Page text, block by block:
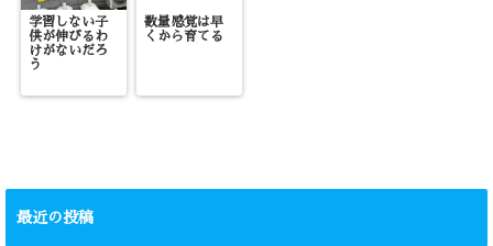
学習しない子
供が伸びるわ
けがないだろ
う
数量感覚は早
くから育てる
最近の投稿